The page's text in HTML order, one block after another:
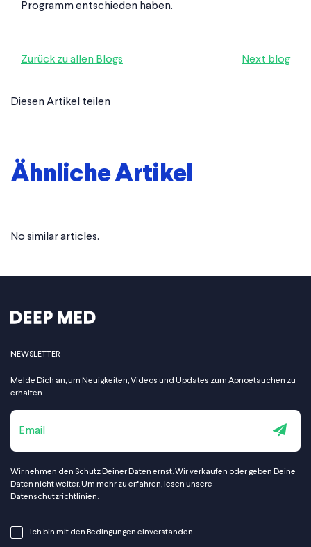
Programm entschieden haben.
Zurück zu allen Blogs Next blog
Diesen Artikel teilen
Ähnliche Artikel
No similar articles.
NEWSLETTER
Melde Dich an, um Neuigkeiten, Videos und Updates zum Apnoetauchen zu
erhalten
Wir nehmen den Schutz Deiner Daten ernst. Wir verkaufen oder geben Deine
Daten nicht weiter. Um mehr zu erfahren, lesen unsere
Datenschutzrichtlinien.
Ich bin mit den Bedingungen einverstanden.